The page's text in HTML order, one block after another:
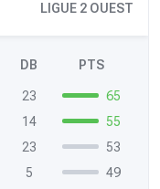
LIGUE 2 OUEST
DB PTS
23
65
14
55
23
53
5
49